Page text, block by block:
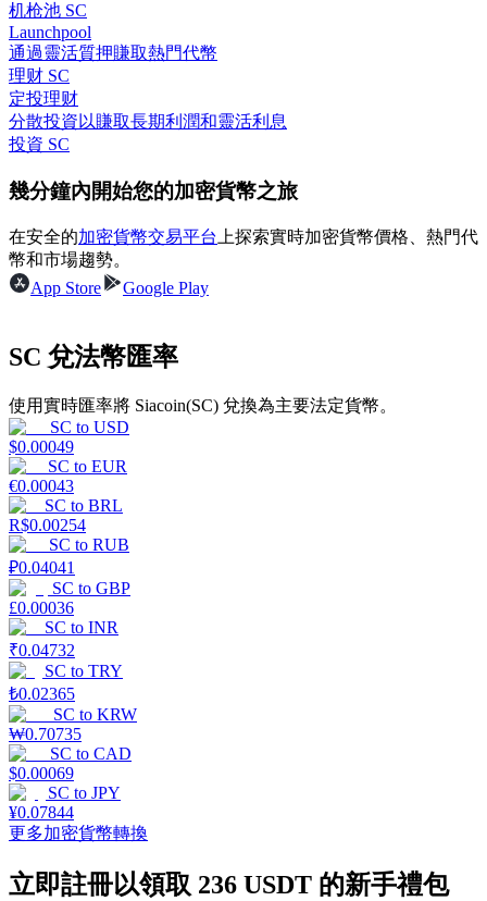
合約指南
合約功能使用指南
交易策略
理財
增值寶
使您的資產穩定增值
机枪池 SC
Launchpool
通過靈活質押賺取熱門代幣
理财 SC
定投理财
分散投資以賺取長期利潤和靈活利息
投資 SC
幾分鐘內開始您的加密貨幣之旅
在安全的加密貨幣交易平台 上探索實時加密貨幣價格、熱門代
幣和市場趨勢。
App Store
Google Play
SC 兌法幣匯率
使用實時匯率將 Siacoin(SC) 兌換為主要法定貨幣。
SC to USD
$0.00049
SC to EUR
€0.00043
SC to BRL
R$0.00254
SC to RUB
₽0.04041
SC to GBP
£0.00036
SC to INR
₹0.04732
SC to TRY
₺0.02365
SC to KRW
₩0.70735
SC to CAD
$0.00069
SC to JPY
¥0.07844
更多加密貨幣轉換
立即註冊以領取 236 USDT 的新手禮包